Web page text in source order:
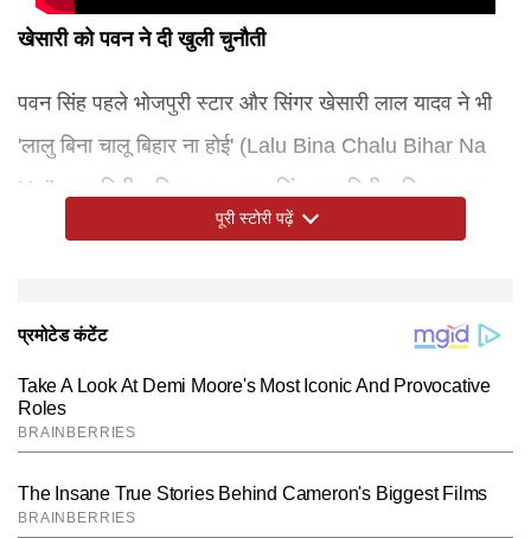
खेसारी को पवन ने दी खुली चुनौती
पवन सिंह पहले भोजपुरी स्टार और सिंगर खेसारी लाल यादव ने भी
'लालु बिना चालू बिहार ना होई' (Lalu Bina Chalu Bihar Na
Hoi) गाना रिलीज किया था। पवन सिंह द्वारा रिलीज किए गए इस
गाने को सुनने के बाद फैन्स को लग रहा है कि पावरस्टार ने खेसारी
कई बार मंच पर प्रधानमंत्री नरेंद्र मोदी और मुख्यमंत्री नीतीश
कुमार की भी खूब तारीफ की है। वहीं दूसरी ओर बिहार चुनाव में
खेसारी लाल यादव आरजेडी उम्मीदवार हैं।
पूरी स्टोरी पढ़ें